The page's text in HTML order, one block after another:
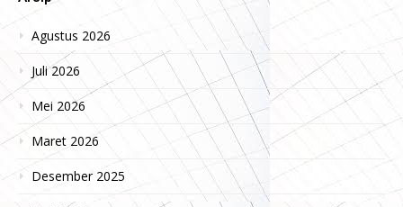
Agustus 2026
Juli 2026
Mei 2026
Maret 2026
Desember 2025